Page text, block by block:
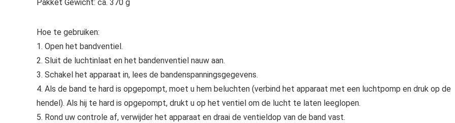
Pakket Gewicht: ca. 370 g
Hoe te gebruiken:
1. Open het bandventiel.
2. Sluit de luchtinlaat en het bandenventiel nauw aan.
3. Schakel het apparaat in, lees de bandenspanningsgegevens.
4. Als de band te hard is opgepompt, moet u hem beluchten (verbind het apparaat met een luchtpomp en druk op de
hendel). Als hij te hard is opgepompt, drukt u op het ventiel om de lucht te laten leeglopen.
5. Rond uw controle af, verwijder het apparaat en draai de ventieldop van de band vast.